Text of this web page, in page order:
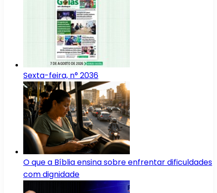
Sexta-feira, n° 2036
O que a Bíblia ensina sobre enfrentar dificuldades
com dignidade